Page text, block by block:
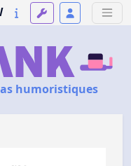
humoristiques